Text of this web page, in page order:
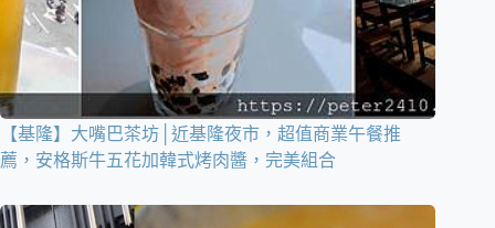
【基隆】大嘴巴茶坊│近基隆夜市，超值商業午餐推
薦，安格斯牛五花加韓式烤肉醬，完美組合